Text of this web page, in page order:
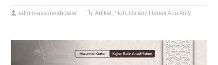
admin-assunnahqatar Artikel Fiqh Ustadz Hanafi Abu Arify